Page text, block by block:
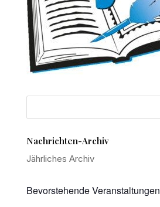
Nachrichten-Archiv
Jährliches Archiv
Bevorstehende Veranstaltungen